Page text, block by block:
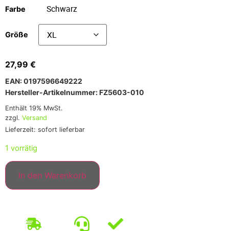
Farbe
Größe
27,99 €
EAN: 0197596649222
Hersteller-Artikelnummer: FZ5603-010
Enthält 19% MwSt.
zzgl. Versand
Lieferzeit: sofort lieferbar
1 vorrätig
In den Warenkorb